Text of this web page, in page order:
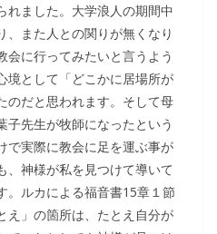
れました。大学浪人の期間中
、また人との関りが無くなり
会に行ってみたいと言うよう
境として「どこかに居場所が
のだと思われます。そして母
子先生が牧師になったという
で実際に教会に足を運ぶ事が
、神様が私を見つけて導いて
。ルカによる福音書15章１節
え」の箇所は、たとえ自分が